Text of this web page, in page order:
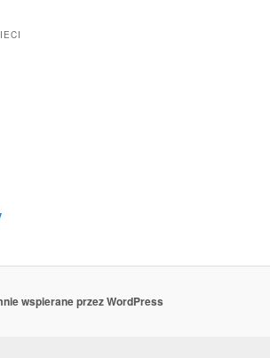
wspierane przez WordPress